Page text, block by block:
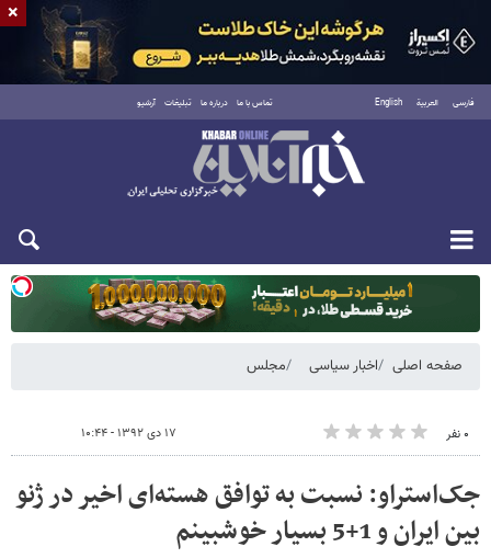
فارسی العربية English تماس با ما درباره ما تبلیغات آرشیو
یکشنبه ۱۸ مرداد ۱۴۰۵
صفحه اصلی اخبار سیاسی مجلس
۰ نفر ۱۷ دی ۱۳۹۲ - ۱۰:۴۴
جک‌استراو: نسبت به توافق هسته‌ای اخیر در ژنو
بین ایران و 1+5 بسیار خوشبینم
×